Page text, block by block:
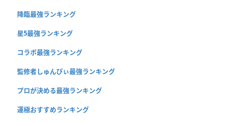
降臨最強ランキング
星5最強ランキング
コラボ最強ランキング
監修者しゅんぴぃ最強ランキング
プロが決める最強ランキング
運極おすすめランキング